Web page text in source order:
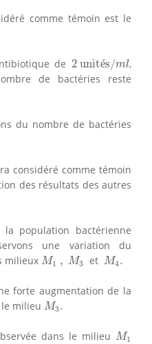
comme témoin est le
de 2 unités/ml
2 unités/ ml,
de bactéries reste
du nombre de bactéries
considéré comme témoin
des résultats des autres
la population bactérienne
une variation du
milieux M1 , M3
M1 M3 et M4.
M4
forte augmentation de la
milieu M3.
M3
dans le milieuM1
M1